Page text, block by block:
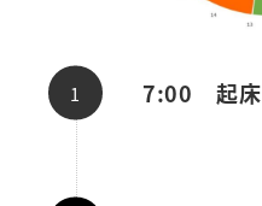
7:00 起床